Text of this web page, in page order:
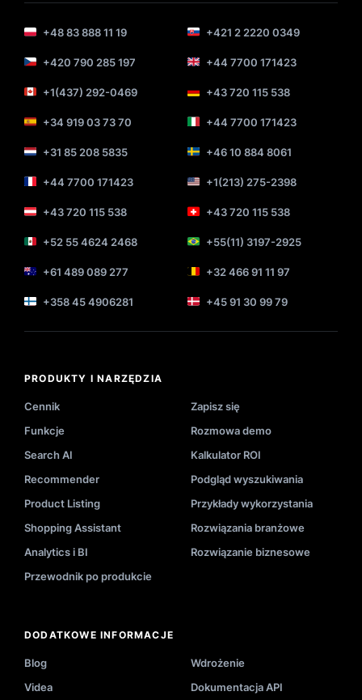
+48 83 888 11 19 +421 2 2220 0349
+420 790 285 197 +44 7700 171423
+1(437) 292-0469 +43 720 115 538
+34 919 03 73 70 +44 7700 171423
+31 85 208 5835 +46 10 884 8061
+44 7700 171423 +1(213) 275-2398
+43 720 115 538 +43 720 115 538
+52 55 4624 2468 +55(11) 3197-2925
+61 489 089 277 +32 466 91 11 97
+358 45 4906281 +45 91 30 99 79
PRODUKTY I NARZĘDZIA
Cennik
Zapisz się
Funkcje
Rozmowa demo
Search AI
Kalkulator ROI
Recommender
Podgląd wyszukiwania
Product Listing
Przykłady wykorzystania
Shopping Assistant
Rozwiązania branżowe
Analytics i BI
Rozwiązanie biznesowe
Przewodnik po produkcie
DODATKOWE INFORMACJE
Blog
Wdrożenie
Videa
Dokumentacja API